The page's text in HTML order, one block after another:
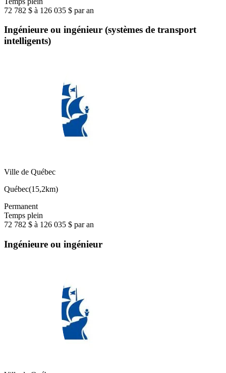
72 782 $ à 126 035 $ par an
Ingénieure ou ingénieur (systèmes de transport
intelligents)
Ville de Québec
Québec(15,2km)
Permanent
Temps plein
72 782 $ à 126 035 $ par an
Ingénieure ou ingénieur